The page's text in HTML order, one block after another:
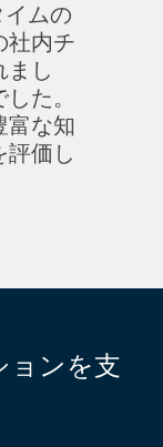
イムの
社内チ
まし
た。
富な知
評価し
ョンを支